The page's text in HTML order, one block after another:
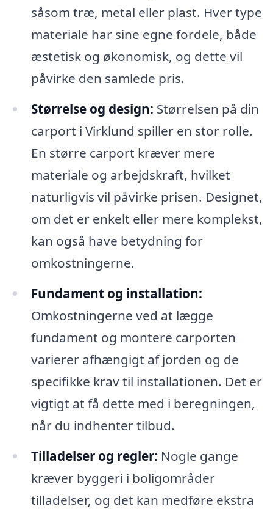
såsom træ, metal eller plast. Hver type
materiale har sine egne fordele, både
æstetisk og økonomisk, og dette vil
påvirke den samlede pris.
Størrelse og design: Størrelsen på din
carport i Virklund spiller en stor rolle.
En større carport kræver mere
materiale og arbejdskraft, hvilket
naturligvis vil påvirke prisen. Designet,
om det er enkelt eller mere komplekst,
kan også have betydning for
omkostningerne.
Fundament og installation:
Omkostningerne ved at lægge
fundament og montere carporten
varierer afhængigt af jorden og de
specifikke krav til installationen. Det er
vigtigt at få dette med i beregningen,
når du indhenter tilbud.
Tilladelser og regler: Nogle gange
kræver byggeri i boligområder
tilladelser, og det kan medføre ekstra